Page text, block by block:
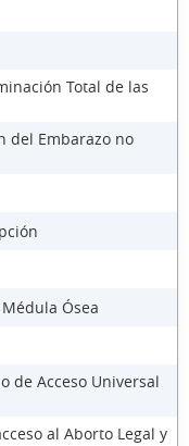
Total de las
del Embarazo no
Ósea
de Acceso Universal
al Aborto Legal y